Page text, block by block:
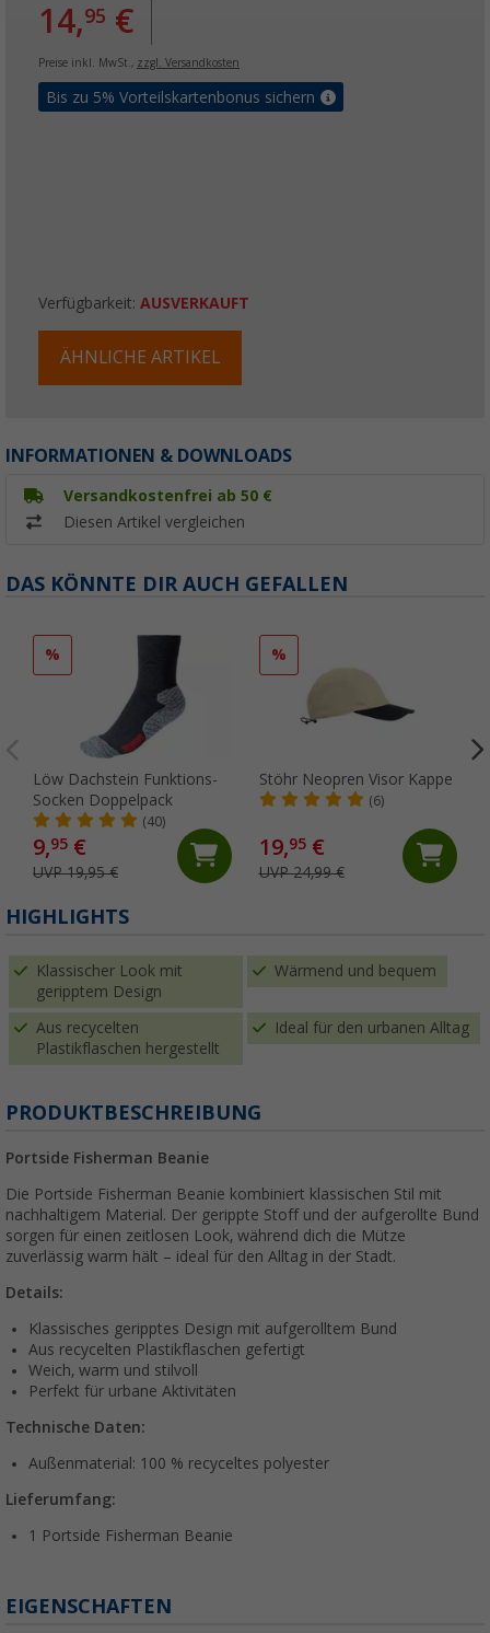
14,95 €
Preise inkl. MwSt., zzgl. Versandkosten
Bis zu 5% Vorteilskartenbonus sichern
Verfügbarkeit: AUSVERKAUFT
ÄHNLICHE ARTIKEL
INFORMATIONEN & DOWNLOADS
Versandkostenfrei ab 50 €
Diesen Artikel vergleichen
DAS KÖNNTE DIR AUCH GEFALLEN
%
Löw Dachstein Funktions-
Socken Doppelpack
(40)
9,95 €
UVP 19,95 €
%
Stöhr Neopren Visor Kappe
(6)
19,95€
UVP 24,99 €
HIGHLIGHTS
Klassischer Look mit
geripptem Design
Wärmend und bequem
Aus recycelten
Plastikflaschen hergestellt
Ideal für den urbanen Alltag
PRODUKTBESCHREIBUNG
Portside Fisherman Beanie
Die Portside Fisherman Beanie kombiniert klassischen Stil mit
nachhaltigem Material. Der gerippte Stoff und der aufgerollte Bund
sorgen für einen zeitlosen Look, während dich die Mütze
zuverlässig warm hält – ideal für den Alltag in der Stadt.
Details:
Klassisches geripptes Design mit aufgerolltem Bund
Aus recycelten Plastikflaschen gefertigt
Weich, warm und stilvoll
Perfekt für urbane Aktivitäten
Technische Daten:
Außenmaterial: 100 % recyceltes polyester
Lieferumfang:
1 Portside Fisherman Beanie
EIGENSCHAFTEN